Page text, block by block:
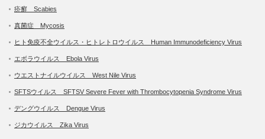
疥癬 Scabies
真菌症 Mycosis
ヒト免疫不全ウイルス・ヒトレトロウイルス Human Immunodeficiency Virus
エボラウイルス Ebola Virus
ウエストナイルウイルス West Nile Virus
SFTSウイルス SFTSV Severe Fever with Thrombocytopenia Syndrome Virus
デングウイルス Dengue Virus
ジカウイルス Zika Virus